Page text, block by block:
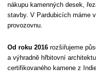
nákupu kamenných desek,
stavby. V Pardubicích máme
provozovnu.
Od roku 2016 rozšiřujeme
a výhradně hřbitovní
certifikovaného kamene z